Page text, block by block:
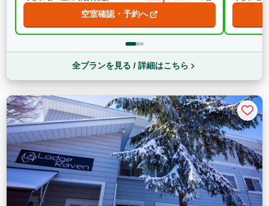
空室確認・予約へ
全プランを見る / 詳細はこちら